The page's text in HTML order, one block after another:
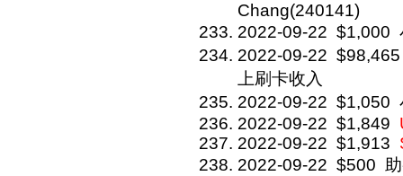
Chang(240141)
2022-09-22 $1,000
2022-09-22 $98,465
上刷卡收入
2022-09-22 $1,050
2022-09-22 $1,849
2022-09-22 $1,913
2022-09-22 $500